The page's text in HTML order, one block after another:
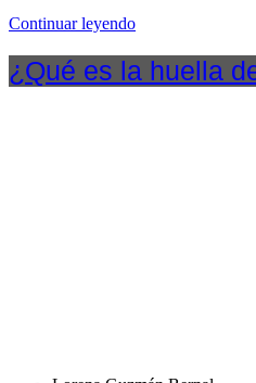
Continuar leyendo
¿Qué es la huella